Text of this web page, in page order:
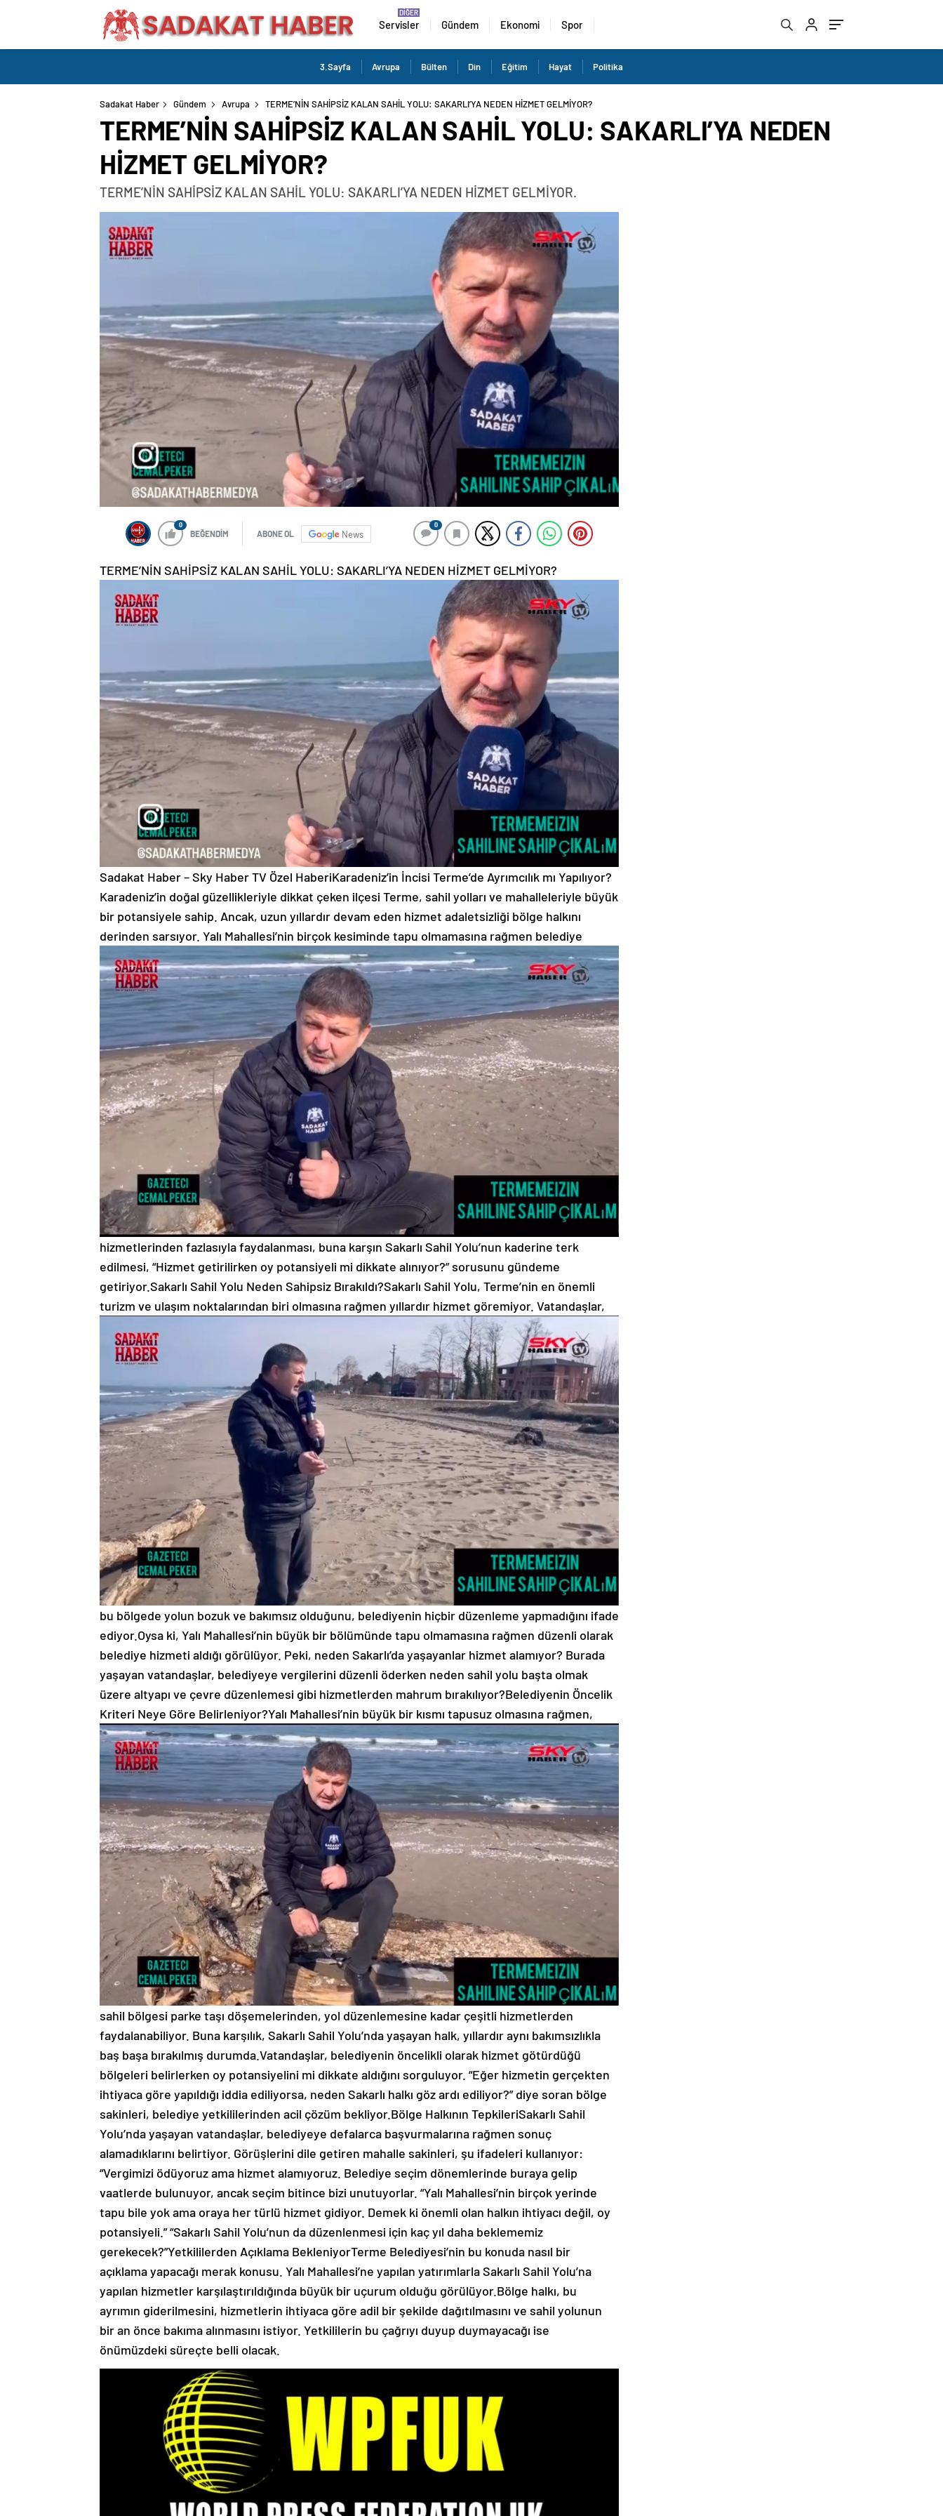
Servisler Gündem Ekonomi Spor
3.Sayfa Avrupa Bülten Din Eğitim Hayat Politika
Sadakat Haber Gündem Avrupa TERME’NİN SAHİPSİZ KALAN SAHİL YOLU: SAKARLI’YA NEDEN HİZMET GELMİYOR?
TERME’NİN SAHİPSİZ KALAN SAHİL YOLU: SAKARLI’YA NEDEN
HİZMET GELMİYOR?
TERME’NİN SAHİPSİZ KALAN SAHİL YOLU: SAKARLI’YA NEDEN HİZMET GELMİYOR.
0
BEĞENDİM ABONE OL News
0
TERME’NİN SAHİPSİZ KALAN SAHİL YOLU: SAKARLI’YA NEDEN HİZMET GELMİYOR?
Sadakat Haber – Sky Haber TV Özel HaberiKaradeniz’in İncisi Terme’de Ayrımcılık mı Yapılıyor?
Karadeniz’in doğal güzellikleriyle dikkat çeken ilçesi Terme, sahil yolları ve mahalleleriyle büyük
bir potansiyele sahip. Ancak, uzun yıllardır devam eden hizmet adaletsizliği bölge halkını
derinden sarsıyor. Yalı Mahallesi’nin birçok kesiminde tapu olmamasına rağmen belediye
hizmetlerinden fazlasıyla faydalanması, buna karşın Sakarlı Sahil Yolu’nun kaderine terk
edilmesi, “Hizmet getirilirken oy potansiyeli mi dikkate alınıyor?” sorusunu gündeme
getiriyor.Sakarlı Sahil Yolu Neden Sahipsiz Bırakıldı?Sakarlı Sahil Yolu, Terme’nin en önemli
turizm ve ulaşım noktalarından biri olmasına rağmen yıllardır hizmet göremiyor. Vatandaşlar,
bu bölgede yolun bozuk ve bakımsız olduğunu, belediyenin hiçbir düzenleme yapmadığını ifade
ediyor.Oysa ki, Yalı Mahallesi’nin büyük bir bölümünde tapu olmamasına rağmen düzenli olarak
belediye hizmeti aldığı görülüyor. Peki, neden Sakarlı’da yaşayanlar hizmet alamıyor? Burada
yaşayan vatandaşlar, belediyeye vergilerini düzenli öderken neden sahil yolu başta olmak
üzere altyapı ve çevre düzenlemesi gibi hizmetlerden mahrum bırakılıyor?Belediyenin Öncelik
Kriteri Neye Göre Belirleniyor?Yalı Mahallesi’nin büyük bir kısmı tapusuz olmasına rağmen,
sahil bölgesi parke taşı döşemelerinden, yol düzenlemesine kadar çeşitli hizmetlerden
faydalanabiliyor. Buna karşılık, Sakarlı Sahil Yolu’nda yaşayan halk, yıllardır aynı bakımsızlıkla
baş başa bırakılmış durumda.Vatandaşlar, belediyenin öncelikli olarak hizmet götürdüğü
bölgeleri belirlerken oy potansiyelini mi dikkate aldığını sorguluyor. “Eğer hizmetin gerçekten
ihtiyaca göre yapıldığı iddia ediliyorsa, neden Sakarlı halkı göz ardı ediliyor?” diye soran bölge
sakinleri, belediye yetkililerinden acil çözüm bekliyor.Bölge Halkının TepkileriSakarlı Sahil
Yolu’nda yaşayan vatandaşlar, belediyeye defalarca başvurmalarına rağmen sonuç
alamadıklarını belirtiyor. Görüşlerini dile getiren mahalle sakinleri, şu ifadeleri kullanıyor:
“Vergimizi ödüyoruz ama hizmet alamıyoruz. Belediye seçim dönemlerinde buraya gelip
vaatlerde bulunuyor, ancak seçim bitince bizi unutuyorlar. “Yalı Mahallesi’nin birçok yerinde
tapu bile yok ama oraya her türlü hizmet gidiyor. Demek ki önemli olan halkın ihtiyacı değil, oy
potansiyeli.” “Sakarlı Sahil Yolu’nun da düzenlenmesi için kaç yıl daha beklememiz
gerekecek?”Yetkililerden Açıklama BekleniyorTerme Belediyesi’nin bu konuda nasıl bir
açıklama yapacağı merak konusu. Yalı Mahallesi’ne yapılan yatırımlarla Sakarlı Sahil Yolu’na
yapılan hizmetler karşılaştırıldığında büyük bir uçurum olduğu görülüyor.Bölge halkı, bu
ayrımın giderilmesini, hizmetlerin ihtiyaca göre adil bir şekilde dağıtılmasını ve sahil yolunun
bir an önce bakıma alınmasını istiyor. Yetkililerin bu çağrıyı duyup duymayacağı ise
önümüzdeki süreçte belli olacak.